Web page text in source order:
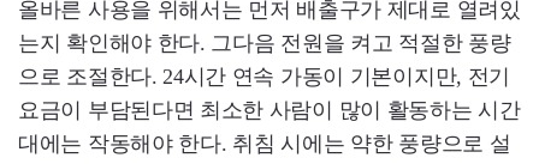
올바른 사용을 위해서는 먼저 배출구가 제대로 열려있
는지 확인해야 한다. 그다음 전원을 켜고 적절한 풍량
으로 조절한다. 24시간 연속 가동이 기본이지만, 전기
요금이 부담된다면 최소한 사람이 많이 활동하는 시간
대에는 작동해야 한다. 취침 시에는 약한 풍량으로 설